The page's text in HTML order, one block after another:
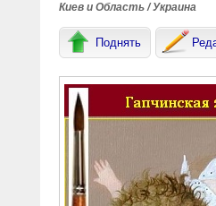
Киев и Область / Украина
Поднять